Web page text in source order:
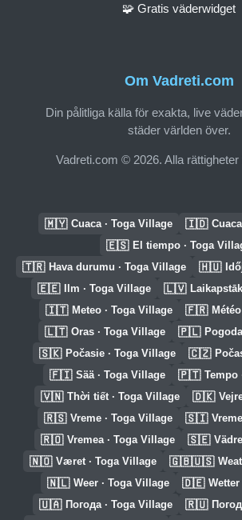
Om Vadreti.com
Din pålitliga källa för exakta, live
städer världen över.
Vadreti.com © 2026. Alla rättigheter
🧩 Gratis väderwidget
🇲🇾 Cuaca · Toga Village 🇮🇩
🇪🇸 El tiempo · Toga
🇹🇷 Hava durumu · Toga Village 🇭🇺
🇪🇪 Ilm · Toga Village 🇱🇻
🇮🇹 Meteo · Toga Village 🇫🇷
🇱🇹 Oras · Toga Village 🇵🇱
🇸🇰 Počasie · Toga Village 🇨🇿
🇫🇮 Sää · Toga Village 🇵🇹 Tempo
🇻🇳 Thời tiết · Toga Village 🇩🇰
🇷🇸 Vreme · Toga Village 🇸🇮
🇷🇴 Vremea · Toga Village 🇸🇪
🇳🇴 Været · Toga Village 🇬🇧🇺🇸
🇳🇱 Weer · Toga Village 🇩🇪
🇺🇦 Погода · Toga Village 🇷🇺